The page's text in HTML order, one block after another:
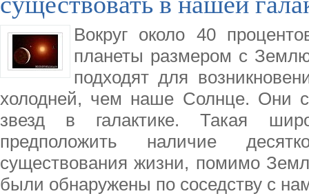
Вокруг около 40
планеты размером с
подходят для
холодней, чем наше Солнце. Они
звезд в галактике. Такая
предположить наличие
существования жизни, помимо
были обнаружены по соседству с